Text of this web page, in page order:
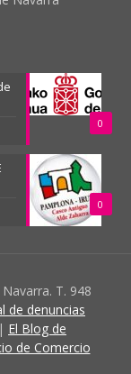
0
0
T. 948
de denuncias
| El Blog de
de Comercio